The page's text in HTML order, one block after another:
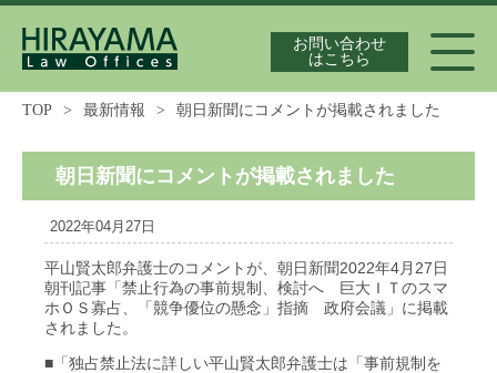
お問い合わせ
はこちら
独占禁止法案件の実績
最新情報
TOP > 最新情報 > 朝日新聞にコメントが掲載されました
朝日新聞にコメントが掲載されました
2022年04月27日
平山賢太郎弁護士のコメントが、朝日新聞2022年4月27日
朝刊記事「禁止行為の事前規制、検討へ 巨大ＩＴのスマ
ホＯＳ寡占、「競争優位の懸念」指摘 政府会議」に掲載
されました。
■「独占禁止法に詳しい平山賢太郎弁護士は「事前規制を